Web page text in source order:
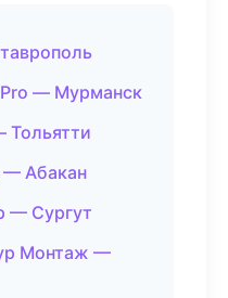
— Мурманск
Абакан
— Сургут
Монтаж —